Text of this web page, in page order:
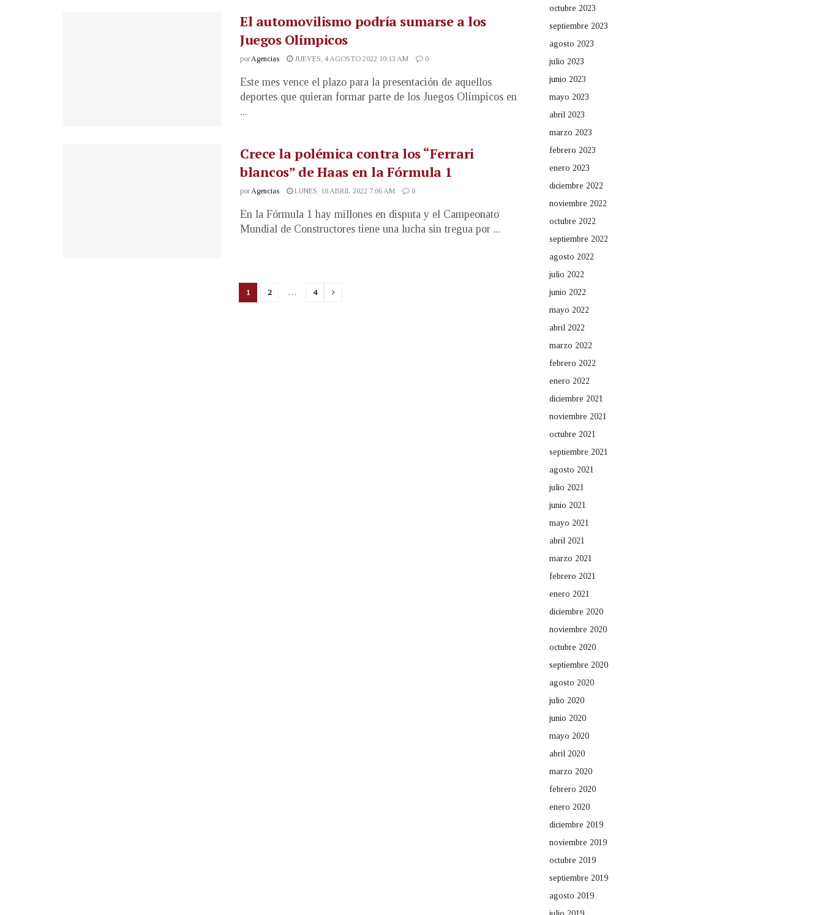
El automovilismo podría sumarse a los
Juegos Olímpicos
porAgencias JUEVES, 4 AGOSTO 2022 10:13 AM 0
Este mes vence el plazo para la presentación de aquellos
deportes que quieran formar parte de los Juegos Olímpicos en
...
Crece la polémica contra los “Ferrari
blancos” de Haas en la Fórmula 1
porAgencias LUNES, 18 ABRIL 2022 7:06 AM 0
En la Fórmula 1 hay millones en disputa y el Campeonato
Mundial de Constructores tiene una lucha sin tregua por ...
1 2 … 4
octubre 2023
septiembre 2023
agosto 2023
julio 2023
junio 2023
mayo 2023
abril 2023
marzo 2023
febrero 2023
enero 2023
diciembre 2022
noviembre 2022
octubre 2022
septiembre 2022
agosto 2022
julio 2022
junio 2022
mayo 2022
abril 2022
marzo 2022
febrero 2022
enero 2022
diciembre 2021
noviembre 2021
octubre 2021
septiembre 2021
agosto 2021
julio 2021
junio 2021
mayo 2021
abril 2021
marzo 2021
febrero 2021
enero 2021
diciembre 2020
noviembre 2020
octubre 2020
septiembre 2020
agosto 2020
julio 2020
junio 2020
mayo 2020
abril 2020
marzo 2020
febrero 2020
enero 2020
diciembre 2019
noviembre 2019
octubre 2019
septiembre 2019
agosto 2019